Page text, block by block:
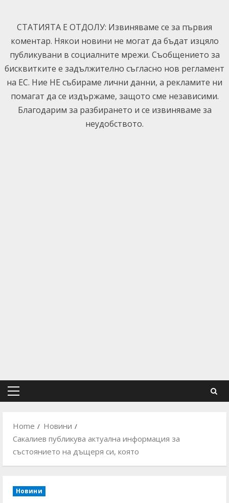
content
СТАТИЯТА Е ОТДОЛУ: Извиняваме се за първия
коментар. Някои новини не могат да бъдат изцяло
публикувани в социалните мрежи. Съобщението за
бисквитките е задължително съгласно нов регламент
на ЕС. Ние НЕ събираме лични данни, а рекламите ни
помагат да се издържаме, защото сме независими.
Благодарим за разбирането и се извиняваме за
неудобството.
Primary
Home
Новини
Сакалиев публикува актуална информация за
състоянието на дъщеря си, която
Новини